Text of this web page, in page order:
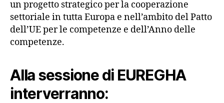
un progetto strategico per la cooperazione
settoriale in tutta Europa e nell’ambito del Patto
dell’UE per le competenze e dell’Anno delle
competenze.
Alla sessione di EUREGHA
interverranno: